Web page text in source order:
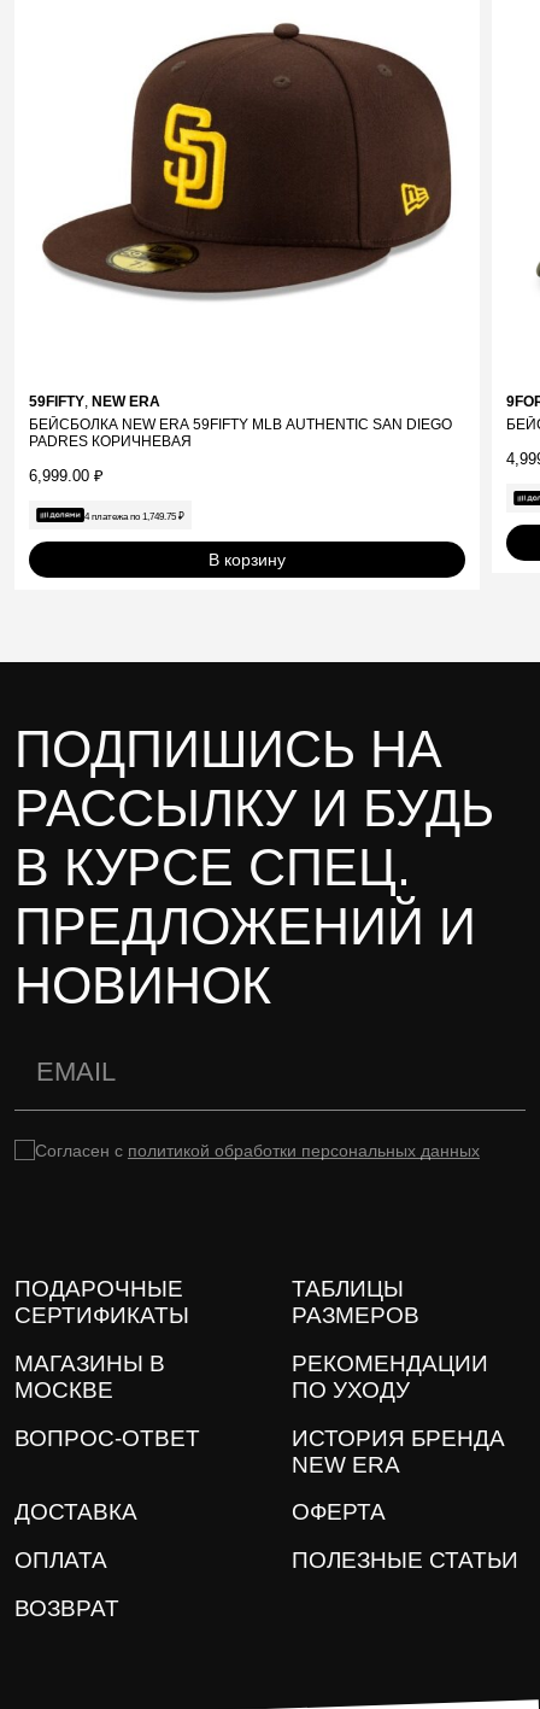
59FIFTY, NEW ERA
БЕЙСБОЛКА NEW ERA 59FIFTY MLB AUTHENTIC SAN DIEGO
PADRES КОРИЧНЕВАЯ
6,999.00 ₽
4 платежа по 1,749.75 ₽
В корзину
ПОДПИШИСЬ НА
РАССЫЛКУ И БУДЬ
В КУРСЕ СПЕЦ.
ПРЕДЛОЖЕНИЙ И
НОВИНОК
Согласен с политикой обработки персональных данных
ПОДАРОЧНЫЕ
СЕРТИФИКАТЫ
ТАБЛИЦЫ
РАЗМЕРОВ
МАГАЗИНЫ В
МОСКВЕ
РЕКОМЕНДАЦИИ
ПО УХОДУ
ВОПРОС-ОТВЕТ
ИСТОРИЯ БРЕНДА
NEW ERA
ДОСТАВКА
ОФЕРТА
ОПЛАТА
ПОЛЕЗНЫЕ СТАТЬИ
ВОЗВРАТ